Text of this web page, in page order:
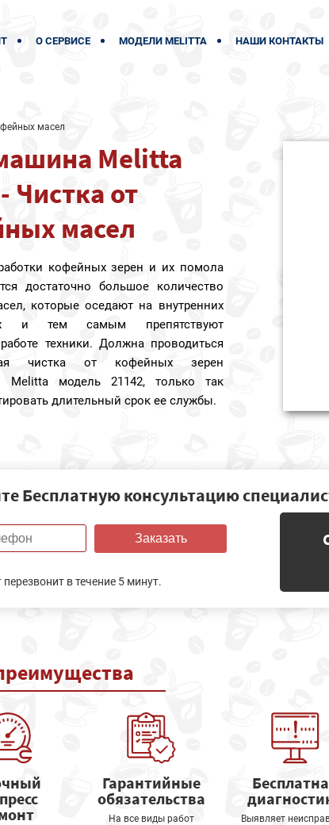
О СЕРВИСЕ МОДЕЛИ MELITTA НАШИ КОНТАКТЫ
масел
Melitta
Чистка от
масел
кофейных зерен и их помола
достаточно большое количество
которые оседают на внутренних
и тем самым препятствуют
техники. Должна проводиться
чистка от кофейных зерен
Melitta модель 21142, только так
длительный срок ее службы.
Бесплатную консультацию
Заказать
в течение 5 минут.
Гарантийные
обязательства
На все виды работ
Выявляет